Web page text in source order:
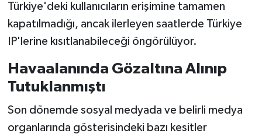
Türkiye'deki kullanıcıların erişimine tamamen
kapatılmadığı, ancak ilerleyen saatlerde Türkiye
IP'lerine kısıtlanabileceği öngörülüyor.
Havaalanında Gözaltına Alınıp
Tutuklanmıştı
Son dönemde sosyal medyada ve belirli medya
organlarında gösterisindeki bazı kesitler